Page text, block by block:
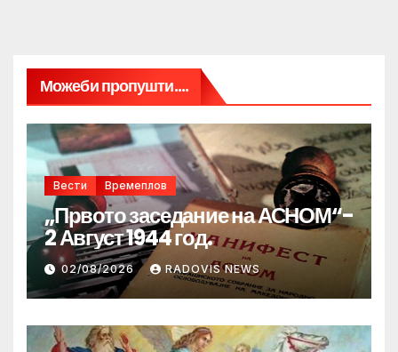
Можеби пропушти....
Вести Времеплов
„Првото заседание на АСНОМ“-
2 Август 1944 год.
02/08/2026 RADOVIS NEWS